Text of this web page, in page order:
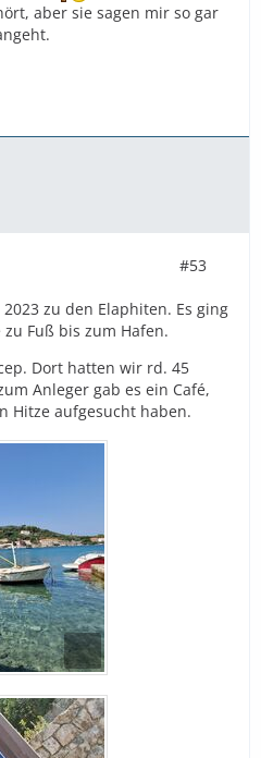
aber sie sagen mir so gar
#53
zu den Elaphiten. Es ging
Fuß bis zum Hafen.
Dort hatten wir rd. 45
Anleger gab es ein Café,
Hitze aufgesucht haben.